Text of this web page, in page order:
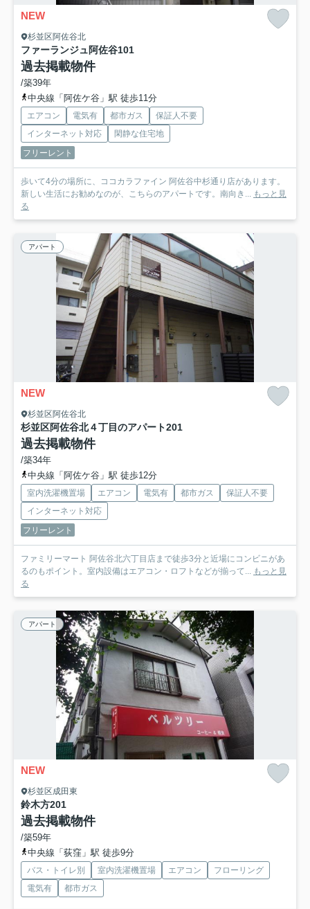
NEW
杉並区阿佐谷北
ファーランジュ阿佐谷101
過去掲載物件
/築39年
中央線「阿佐ケ谷」駅 徒歩11分
エアコン 電気有 都市ガス
保証人不要
インターネット対応
閑静な住宅地
フリーレント
歩いて4分の場所に、ココカラファイン 阿佐谷中杉通り店があります。
新しい生活にお勧めなのが、こちらのアパートです。南向き... もっと見
る
アパート
NEW
杉並区阿佐谷北
杉並区阿佐谷北４丁目のアパート201
過去掲載物件
/築34年
中央線「阿佐ケ谷」駅 徒歩12分
室内洗濯機置場 エアコン 電気有 都市ガス
保証人不要
インターネット対応
フリーレント
ファミリーマート 阿佐谷北六丁目店まで徒歩3分と近場にコンビニがあ
るのもポイント。室内設備はエアコン・ロフトなどが揃って... もっと見
る
アパート
NEW
杉並区成田東
鈴木方201
過去掲載物件
/築59年
中央線「荻窪」駅 徒歩9分
バス・トイレ別 室内洗濯機置場 エアコン
フローリング
電気有
都市ガス